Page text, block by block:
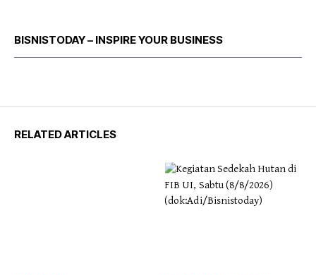
BISNISTODAY – INSPIRE YOUR BUSINESS
RELATED ARTICLES